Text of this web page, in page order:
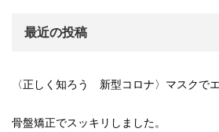
最近の投稿
〈正しく知ろう 新型コロナ〉マスクで
骨盤矯正でスッキリしました。